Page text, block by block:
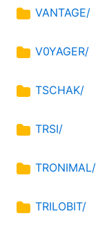
VANTAGE/
V0YAGER/
TSCHAK/
TRSI/
TRONIMAL/
TRILOBIT/